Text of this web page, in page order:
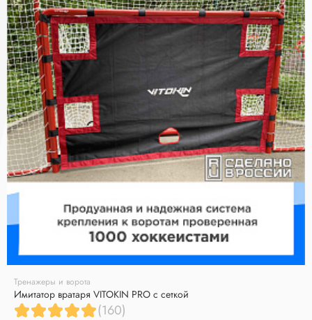
Тренажеры и ворота
Имитатор вратаря VITOKIN PRO с сеткой
(160)